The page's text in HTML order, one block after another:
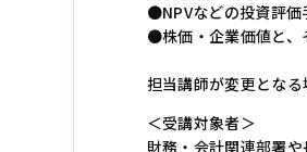
●NPVなどの投資評価
●株価・企業価値と、
担当講師が変更とな
＜受講対象者＞
財務・会計関連部署